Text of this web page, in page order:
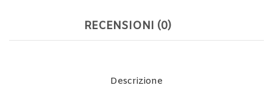
RECENSIONI (0)
Descrizione